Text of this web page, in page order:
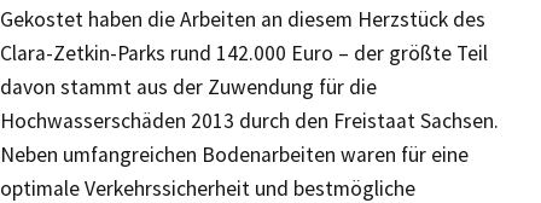
Gekostet haben die Arbeiten an diesem Herzstück des
Clara-Zetkin-Parks rund 142.000 Euro – der größte Teil
davon stammt aus der Zuwendung für die
Hochwasserschäden 2013 durch den Freistaat Sachsen.
Neben umfangreichen Bodenarbeiten waren für eine
optimale Verkehrssicherheit und bestmögliche